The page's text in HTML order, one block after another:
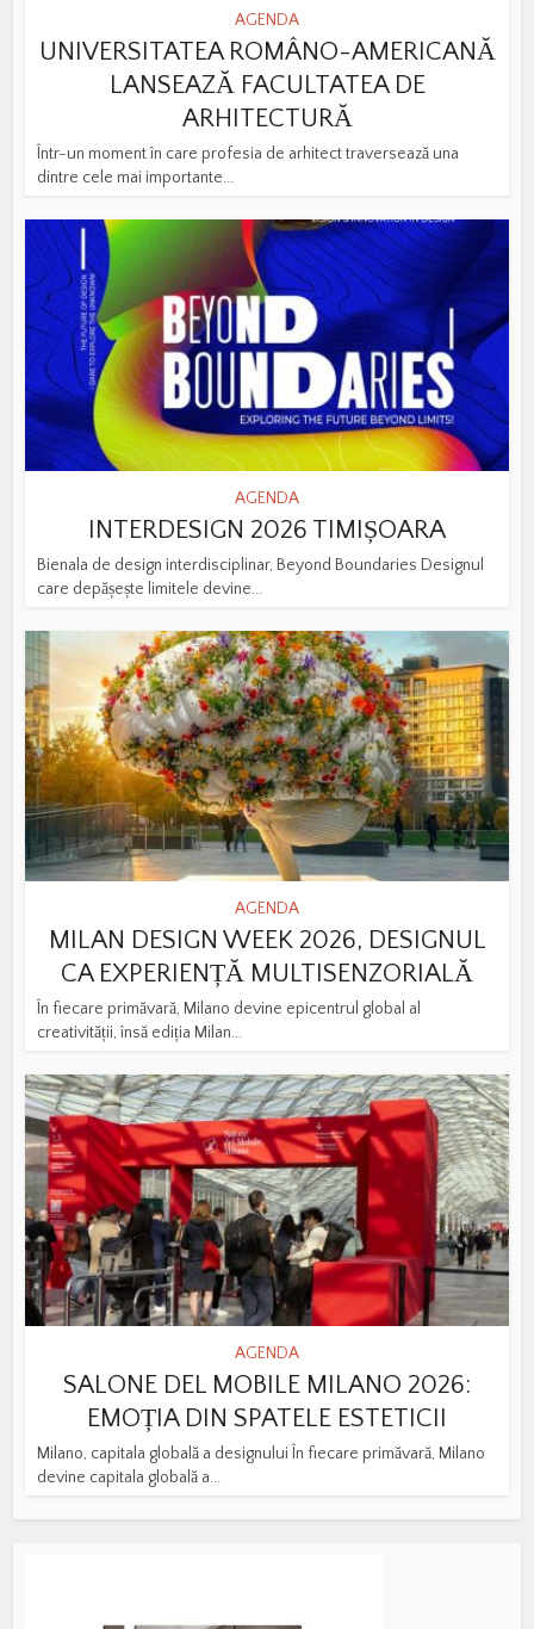
AGENDA
UNIVERSITATEA ROMÂNO-AMERICANĂ
LANSEAZĂ FACULTATEA DE
ARHITECTURĂ
Într-un moment în care profesia de arhitect traversează una
dintre cele mai importante...
AGENDA
INTERDESIGN 2026 TIMIȘOARA
Bienala de design interdisciplinar, Beyond Boundaries Designul
care depășește limitele devine...
AGENDA
MILAN DESIGN WEEK 2026, DESIGNUL
CA EXPERIENȚĂ MULTISENZORIALĂ
În fiecare primăvară, Milano devine epicentrul global al
creativității, însă ediția Milan...
AGENDA
SALONE DEL MOBILE MILANO 2026:
EMOȚIA DIN SPATELE ESTETICII
Milano, capitala globală a designului În fiecare primăvară, Milano
devine capitala globală a...